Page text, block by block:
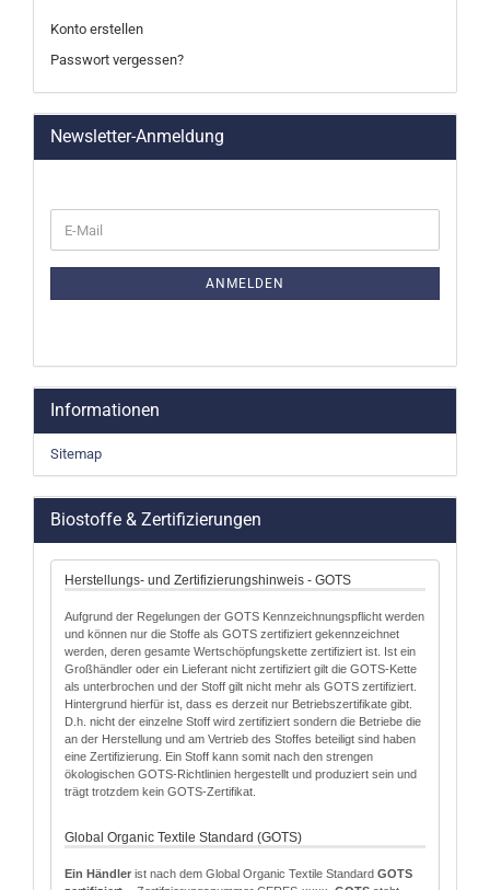
Konto erstellen
Passwort vergessen?
Newsletter-Anmeldung
ZUR
E-
Mail
ANMELDEN
Informationen
Sitemap
Biostoffe & Zertifizierungen
Herstellungs- und Zertifizierungshinweis - GOTS
Aufgrund der Regelungen der GOTS Kennzeichnungspflicht werden
und können nur die Stoffe als GOTS zertifiziert gekennzeichnet
werden, deren gesamte Wertschöpfungskette zertifiziert ist. Ist ein
Großhändler oder ein Lieferant nicht zertifiziert gilt die GOTS-Kette
als unterbrochen und der Stoff gilt nicht mehr als GOTS zertifiziert.
Hintergrund hierfür ist, dass es derzeit nur Betriebszertifikate gibt.
D.h. nicht der einzelne Stoff wird zertifiziert sondern die Betriebe die
an der Herstellung und am Vertrieb des Stoffes beteiligt sind haben
eine Zertifizierung. Ein Stoff kann somit nach den strengen
ökologischen GOTS-Richtlinien hergestellt und produziert sein und
trägt trotzdem kein GOTS-Zertifikat.
Global Organic Textile Standard (GOTS)
Ein Händler ist nach dem Global Organic Textile Standard GOTS